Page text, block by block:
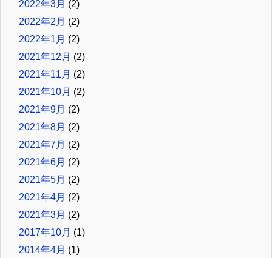
2022年3月 (2)
2022年2月 (2)
2022年1月 (2)
2021年12月 (2)
2021年11月 (2)
2021年10月 (2)
2021年9月 (2)
2021年8月 (2)
2021年7月 (2)
2021年6月 (2)
2021年5月 (2)
2021年4月 (2)
2021年3月 (2)
2017年10月 (1)
2014年4月 (1)